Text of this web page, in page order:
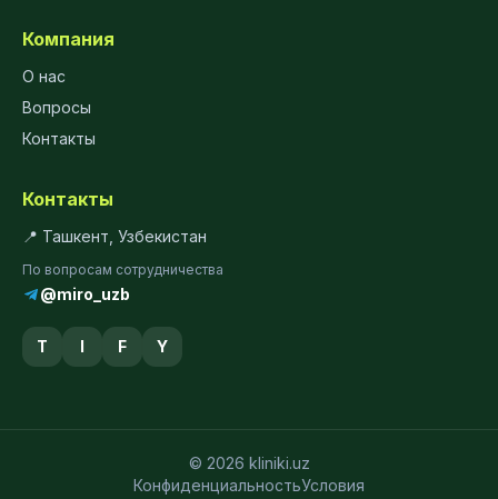
Компания
О нас
Вопросы
Контакты
Контакты
📍 Ташкент, Узбекистан
По вопросам сотрудничества
@miro_uzb
T I F Y
© 2026 kliniki.uz
КонфиденциальностьУсловия